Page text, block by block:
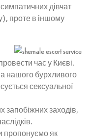
дівчат
проте в іншому
час у Києві.
нашого бурхливого
сексуальної
запобіжних заходів,
пропонуємо як